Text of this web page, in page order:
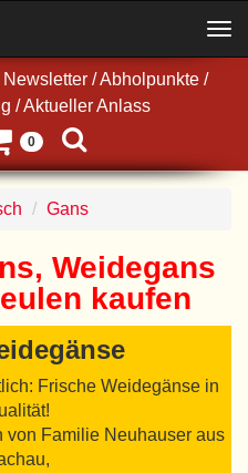
Newsletter / Abholpunkte /
/Aktueller Anlass
0
navigation
Gans
Weidegans
kaufen
Frische Weidegänse in
Familie Neuhauser aus